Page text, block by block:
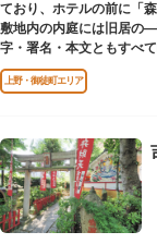
ており、ホテルの前に「
敷地内の内庭には旧居の
字・署名・本文ともすべ
文学碑も建っています。
上野・御徒町エリア